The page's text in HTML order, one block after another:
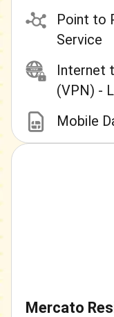
Point to
Service
Internet
(VPN) -
Mobile
Mercato